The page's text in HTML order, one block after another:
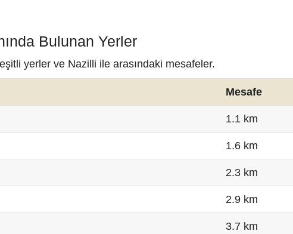
Bulunan Yerler
yerler ve Nazilli ile arasındaki mesafeler.
Mesafe
1.1 km
1.6 km
2.3 km
2.9 km
3.7 km